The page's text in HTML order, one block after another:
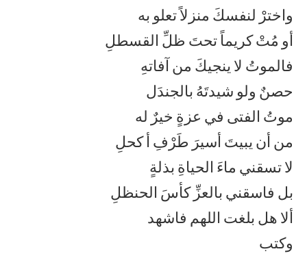
واخترْ لنفسكَ منزلاً تعلو به
أو مُتْ كريماً تحتَ ظلِّ القسطلِ
فالموتُ لا ينجيكَ من آفاتهِ
حصنٌ ولو شيدتَهُ بالجندَل
موتُ الفتى في عزةٍ خيرٌ له
من أن يبيتَ أسيرَ طَرْفِ أ كحلِ
لا تسقني ماءَ الحياةِ بذلةٍ
بل فاسقني بالعزِّ كأسَ الحنظلِ
ألا هل بلغت اللهم فاشهد
وكتب